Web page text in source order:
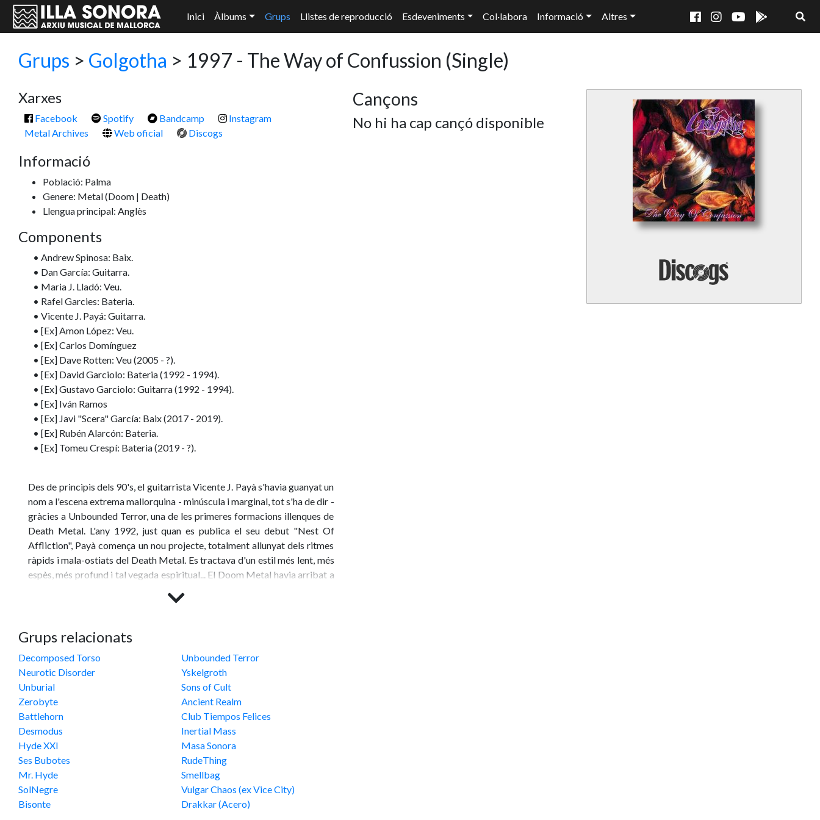
Inici Àlbums Grups Llistes de reproducció Esdeveniments Col·labora Informació Altres
Grups > Golgotha > 1997 - The Way of Confussion (Single)
Xarxes
Facebook Spotify Bandcamp
Instagram
Metal Archives
Web oficial Discogs
Informació
Població: Palma
Genere: Metal(Doom | Death)
Llengua principal: Anglès
Components
• Andrew Spinosa: Baix.
• Dan García: Guitarra.
• Maria J. Lladó: Veu.
• Rafel Garcies: Bateria.
• Vicente J. Payá: Guitarra.
• [Ex] Amon López: Veu.
• [Ex] Carlos Domínguez
• [Ex] Dave Rotten: Veu (2005 - ?).
• [Ex] David Garciolo: Bateria (1992 - 1994).
• [Ex] Gustavo Garciolo: Guitarra (1992 - 1994).
• [Ex] Iván Ramos
• [Ex] Javi "Scera" García: Baix (2017 - 2019).
• [Ex] Rubén Alarcón: Bateria.
• [Ex] Tomeu Crespí: Bateria (2019 - ?).
Des de principis dels 90's, el guitarrista Vicente J. Payà s'havia guanyat un
nom a l'escena extrema mallorquina - minúscula i marginal, tot s'ha de dir -
gràcies a Unbounded Terror, una de les primeres formacions illenques de
Death Metal. L'any 1992, just quan es publica el seu debut "Nest Of
Affliction", Payà comença un nou projecte, totalment allunyat dels ritmes
ràpids i mala-ostiats del Death Metal. Es tractava d'un estil més lent, més
espès, més profund i tal vegada espiritual... El Doom Metal havia arribat a
el que era. Juntament amb l'ajuda dels germans Garciolo, Gustavo
Inertial Mass, el nostre protagonista comença a donar forma a tota una
sèrie de cançons que quedarien recollides a un primer EP de Golgotha, el
mític "Caves of Mind" (1994). Es tractava de temes propis acompanyats
per una versió del "Snowblind" de Black Sabbath; aquí hi trobem una
banda de Doom amb trets de Death Metal, clarament inspirada en el so
anglès que aleshores representaven formacions com Paradise Lost (els
primers, és clar), Anathema o My Dying Bride.
Payà deixà enrere Unbounded Terror i als germans Garciolo per cercar
una nova formació per Golgotha. Així, l'any 1995, el grup el formen Amón
López (veu), Iván Ramos (guitarra), Toni Soler (baix), José Nuñez (teclats),
Rubén Alarcón (bateria) i, com no, el propi Vicente J. Payà (guitarra).
Apadrinats per Dave Rotten propietari de l'emergent segell madrileny
Grups relacionats
Decomposed Torso
Neurotic Disorder
Unburial
Zerobyte
Battlehorn
Desmodus
Hyde XXI
Ses Bubotes
Mr. Hyde
SolNegre
Bisonte
Unbounded Terror
Yskelgroth
Sons of Cult
Ancient Realm
Club Tiempos Felices
Inertial Mass
Masa Sonora
RudeThing
Smellbag
Vulgar Chaos (ex Vice City)
Drakkar (Acero)
Cançons
No hi ha cap cançó disponible